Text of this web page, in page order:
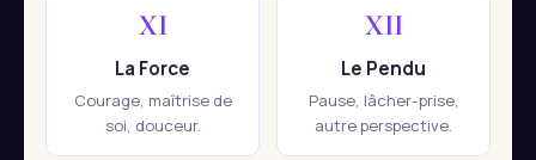
XI
La Force
Courage, maîtrise de
soi, douceur.
XII
Le Pendu
Pause, lâcher-prise,
autre perspective.